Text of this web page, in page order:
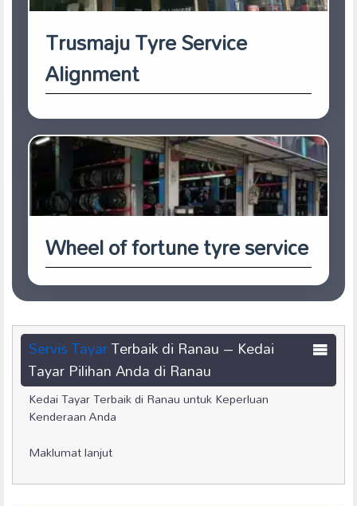
Trusmaju Tyre Service
Alignment
Wheel of fortune tyre service
ServisTayarTerbaik di Ranau – Kedai
Tayar Pilihan Anda di Ranau
Kedai Tayar Terbaik di Ranau untuk Keperluan
Kenderaan Anda
Maklumat lanjut